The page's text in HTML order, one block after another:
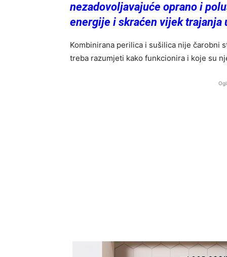
nezadovoljavajuće oprano i
energije i skraćen vijek trajanja
Kombinirana perilica i sušilica nije čarobni
treba razumjeti kako funkcionira i koje su